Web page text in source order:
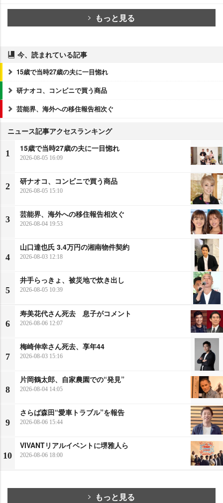
もっと見る
今、読まれている記事
15歳で当時27歳の夫に一目惚れ
研ナオコ、コンビニで買う商品
芸能界、海外への移住報告相次ぐ
ニュース記事アクセスランキング
1
15歳で当時27歳の夫に一目惚れ
2026-08-05 16:09
2
研ナオコ、コンビニで買う商品
2026-08-05 15:10
3
芸能界、海外への移住報告相次ぐ
2026-08-04 19:53
4
山口達也氏 3.4万円の湘南物件契約
2026-08-03 12:18
5
井手らっきょ、被災地で炊き出し
2026-08-05 10:39
6
寿美花代さん死去 息子がコメント
2026-08-06 12:07
7
梅崎伸幸さん死去、享年44
2026-08-03 15:16
8
片岡鶴太郎、自家農園での“発見”
2026-08-04 14:05
9
さらば森田“愛車トラブル”を報告
2026-08-06 15:44
10
VIVANTリアルイベントに堺雅人ら
2026-08-06 18:00
もっと見る